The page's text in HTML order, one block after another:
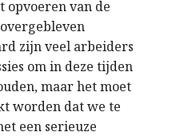
opvoeren van de
zijn veel arbeiders
om in deze tijden
maar het moet
worden dat we te
een serieuze